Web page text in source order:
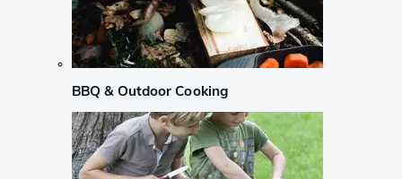
BBQ & Outdoor Cooking